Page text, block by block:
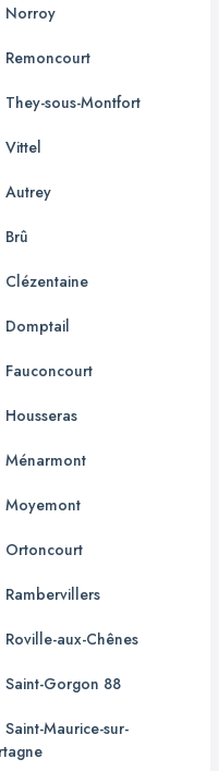
Norroy
Remoncourt
They-sous-Montfort
Vittel
Autrey
Brû
Clézentaine
Domptail
Fauconcourt
Housseras
Ménarmont
Moyemont
Ortoncourt
Rambervillers
Roville-aux-Chênes
Saint-Gorgon 88
Saint-Maurice-sur-